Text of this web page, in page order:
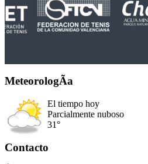
MeteorologÃ­a
El tiempo hoy
Parcialmente nuboso
31°
Contacto